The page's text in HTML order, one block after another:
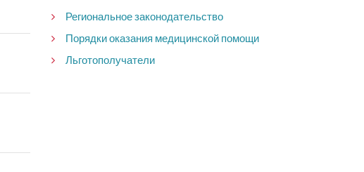
Региональное законодательство
Порядки оказания медицинской помощи
Льготополучатели